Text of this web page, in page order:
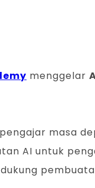
menggelar
masa
AI untuk